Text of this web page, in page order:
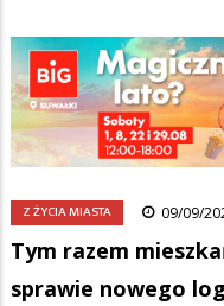
Ścieżka
nawigacyjna
Strona główna/
Tym razem mieszkańcy
Suwałk
Z ŻYCIA MIASTA 09/09/
Tym razem
sprawie nowego